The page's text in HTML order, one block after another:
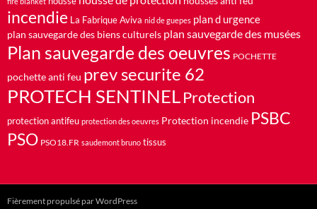
incendie La Fabrique Aviva nid de guepes plan d urgence
plan sauvegarde des biens culturels plan sauvegarde des musées
Plan sauvegarde des oeuvres POCHETTE
pochette anti feu prev securite 62
PROTECH SENTINELProtection
protection antifeu protection des oeuvres Protection incendie PSBC
PSO PSO18.FR saudemont bruno tissus
Fièrement propulsé par WordPress